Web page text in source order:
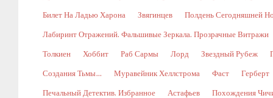
Билет На Ладью Харона Звягинцев Полдень Сегодняшней
Лабиринт Отражений. Фальшивые Зеркала. Прозрачные Витражи
Толкиен Хоббит Раб Сармы Лорд Звездный Рубеж
Создания Тьмы… Муравейник Хеллстрома Фаст Герберт
Печальный Детектив. Избранное Астафьев Похождения